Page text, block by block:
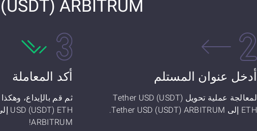
(USDT) ARBITRUM
أدخل عنوان المستلم
لمعالجة عملية تحويل Tether USD (USDT)
ETH إلى Tether USD (USDT) ARBITRUM.
أكد المعاملة
ARBITRUM!